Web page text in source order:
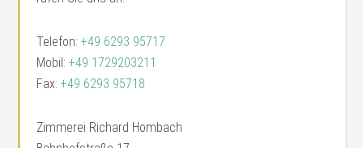
Telefon:+49 6293 95717
Mobil:+49 1729203211
Fax:+49 6293 95718
Zimmerei Richard Hombach